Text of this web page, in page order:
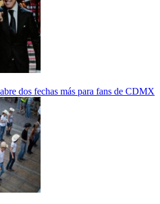
dos fechas más para fans de CDMX